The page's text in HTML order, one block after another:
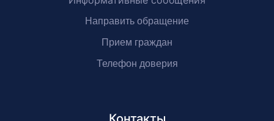
Направить обращение
Прием граждан
Телефон доверия